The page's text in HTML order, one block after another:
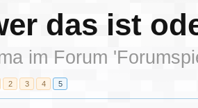
das ist
im Forum '
2 3 4 5